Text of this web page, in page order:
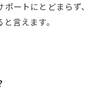
ートにとどまらず、
言えます。